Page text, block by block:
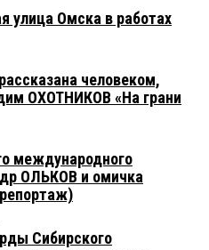
улица Омска в работах
человеком,
ОХОТНИКОВ «На грани
международного
ОЛЬКОВ и омичка
Сибирского